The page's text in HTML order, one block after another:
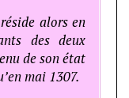
alors en
des deux
de son état
mai 1307.